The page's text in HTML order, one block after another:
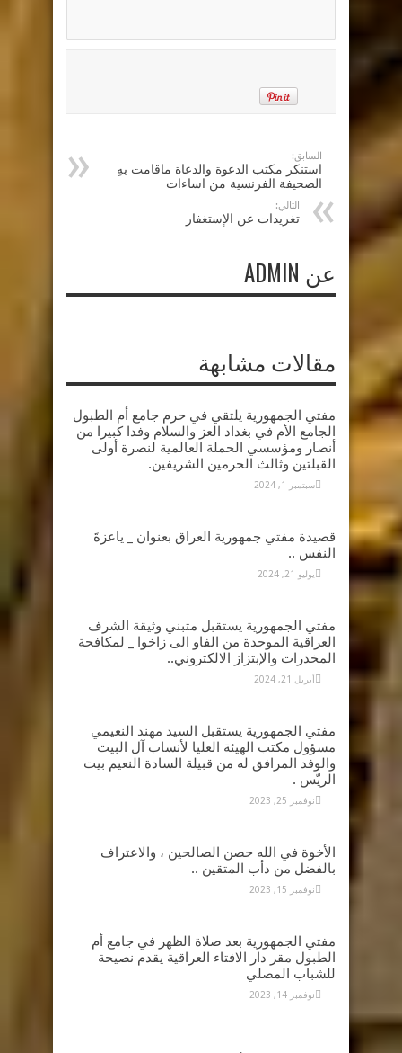
السابق:
استنكر مكتب الدعوة والدعاة ماقامت بهِ
الصحيفة الفرنسية من اساءات
التالي:
تغريدات عن الإستغفار
عن ADMIN
مقالات مشابهة
مفتي الجمهورية يلتقي في حرم جامع أم الطبول
الجامع الأم في بغداد العز والسلام وفدا كبيرا من
أنصار ومؤسسي الحملة العالمية لنصرة أولى
القبلتين وثالث الحرمين الشريفين.
سبتمبر 1, 2024
قصيدة مفتي جمهورية العراق بعنوان _ ياعزةَ
النفس ..
يوليو 21, 2024
مفتي الجمهورية يستقبل متبني وثيقة الشرف
العراقية الموحدة من الفاو الى زاخوا _ لمكافحة
المخدرات والإبتزاز الالكتروني..
أبريل 21, 2024
مفتي الجمهورية يستقبل السيد مهند النعيمي
مسؤول مكتب الهيئة العليا لأنساب آل البيت
والوفد المرافق له من قبيلة السادة النعيم بيت
الريّس .
نوفمبر 25, 2023
الأخوة في الله حصن الصالحين ، والاعتراف
بالفضل من دأب المتقين ..
نوفمبر 15, 2023
مفتي الجمهورية بعد صلاة الظهر في جامع أم
الطبول مقر دار الافتاء العراقية يقدم نصيحة
للشباب المصلي
نوفمبر 14, 2023